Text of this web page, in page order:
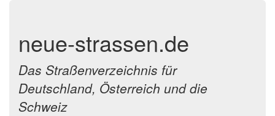
neue-strassen.de
Das Straßenverzeichnis für
Deutschland, Österreich und die
Schweiz